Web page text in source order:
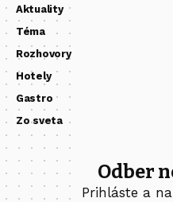
Aktuality
Téma
Rozhovory
Hotely
Gastro
Zo sveta
Odber
Prihláste a